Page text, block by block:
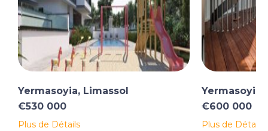
Yermasoyia, Limassol
€530 000
Plus de Détails
Yermasoyia,
€600 000
Plus de Détails